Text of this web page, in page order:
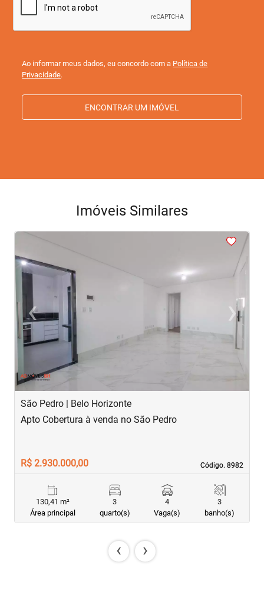
Ao informar meus dados, eu concordo com a Política de
Privacidade.
ENCONTRAR UM IMÓVEL
Imóveis Similares
‹Previous ›
Next
São Pedro | Belo Horizonte
Código. 8982
Código. 8982
Apto Cobertura à venda no São Pedro
R$ 2.930.000,00
130,41 m²
Área principal
3
quarto(s)
4
Vaga(s)
3
banho(s)
‹ ›